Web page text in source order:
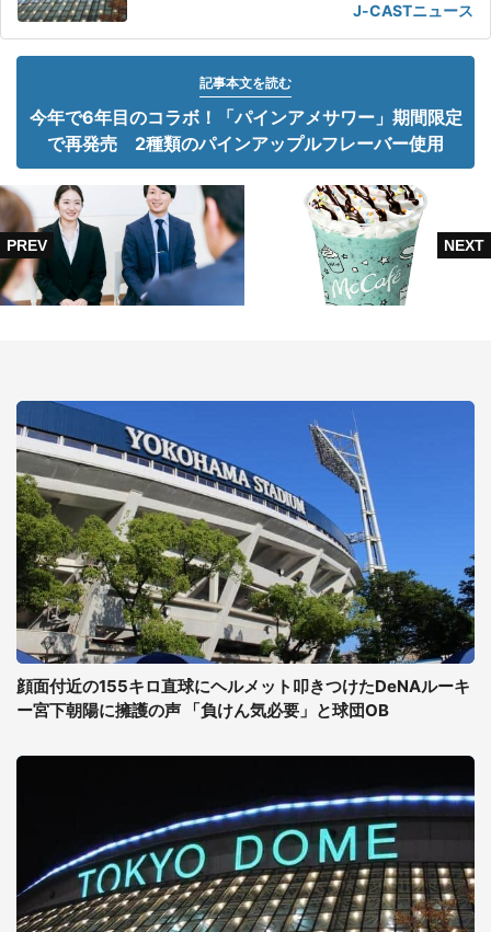
J-CASTニュース
記事本文を読む
今年で6年目のコラボ！「パインアメサワー」期間限定
で再発売 2種類のパインアップルフレーバー使用
顔面付近の155キロ直球にヘルメット叩きつけたDeNAルーキ
ー宮下朝陽に擁護の声 「負けん気必要」と球団OB